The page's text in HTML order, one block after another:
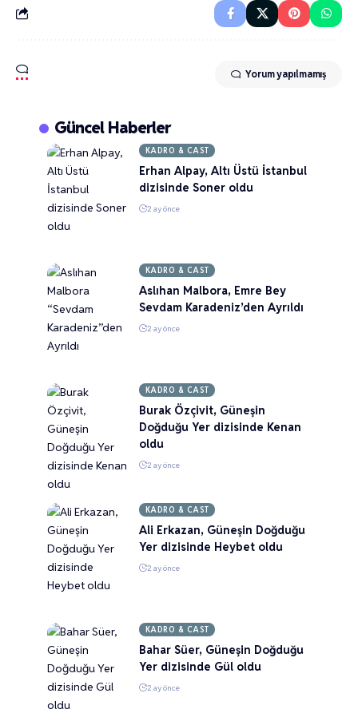
Yorum yapılmamış
Güncel Haberler
KADRO & CAST
Erhan Alpay, Altı Üstü İstanbul
dizisinde Soner oldu
2 ay önce
KADRO & CAST
Aslıhan Malbora, Emre Bey
Sevdam Karadeniz’den Ayrıldı
2 ay önce
KADRO & CAST
Burak Özçivit, Güneşin
Doğduğu Yer dizisinde Kenan
oldu
2 ay önce
KADRO & CAST
Ali Erkazan, Güneşin Doğduğu
Yer dizisinde Heybet oldu
2 ay önce
KADRO & CAST
Bahar Süer, Güneşin Doğduğu
Yer dizisinde Gül oldu
2 ay önce